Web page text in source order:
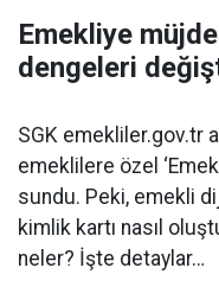
Emekliye
dengeleri
SGK emekliler.gov.tr
emeklilere özel
sundu. Peki, emekli
kimlik kartı nasıl
neler? İşte detaylar…